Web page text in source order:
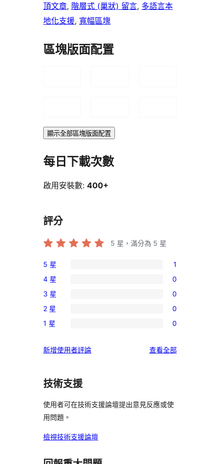
頂文章, 階層式 (巢狀) 留言, 多語言本
地化支援, 寬幅區塊
區塊版面配置
顯示全部區塊版面配置
每日下載次數
啟用安裝數: 400+
評分
5 星，滿分為 5 星
個
5
星
使
者
5 星 1
個
4
星
用
論
4 星 0
0
個
3
使
者
評
論
3 星 0
個
星
用
者
評
論
2 星 0
1
使
者
評
1 星 0
新增使用者評論 查看全部使
技術支援
使用者可在技術支援論壇提出意見反應或使
用問題。
檢視技術支援論壇